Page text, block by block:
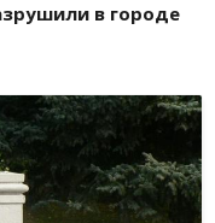
в городе